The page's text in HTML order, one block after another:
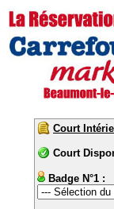
Court
Court
Badge N°1 :